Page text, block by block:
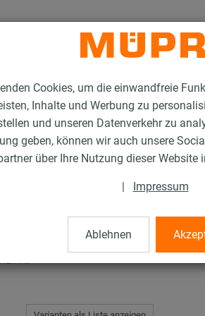
Cookies, um die einwandfreie
Inhalte und Werbung zu
und unseren Datenverkehr zu
geben, können wir auch unsere
über Ihre Nutzung dieser Website
| Impressum
Ablehnen
Schienenbügel Typ S+
Typ S+